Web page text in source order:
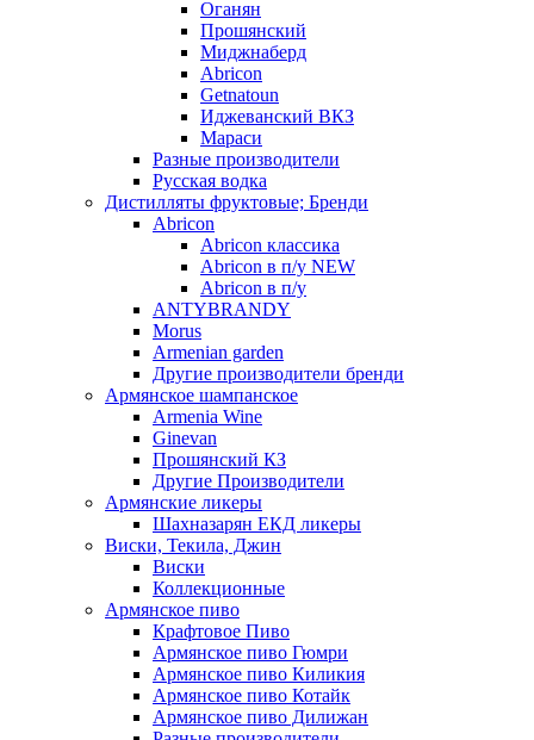
Оганян
Прошянский
Миджнаберд
Abricon
Getnatoun
Иджеванский ВКЗ
Мараси
Разные производители
Русская водка
Дистилляты фруктовые; Бренди
Abricon
Abricon классика
Abricon в п/у NEW
Abricon в п/у
ANTYBRANDY
Morus
Armenian garden
Другие производители бренди
Армянское шампанское
Armenia Wine
Ginevan
Прошянский КЗ
Другие Производители
Армянские ликеры
Шахназарян ЕКД ликеры
Виски, Текила, Джин
Виски
Коллекционные
Армянское пиво
Крафтовое Пиво
Армянское пиво Гюмри
Армянское пиво Киликия
Армянское пиво Котайк
Армянское пиво Дилижан